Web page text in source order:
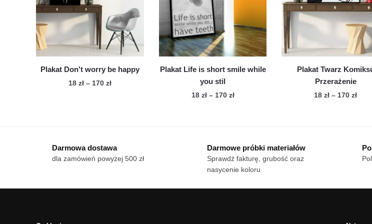
wybrać
na
stronie
produktu
wybrać
na
stronie
produktu
można
wybrać
stronie
produktu
Plakat Don't worry be happy
18 zł – 170 złZakres
wariantów.
Opcje
wybrać
Plakat Life is short smile while
you stil
18 zł – 170 złZakres
170 zł
wiele
wariantów.
Opcje
można
Plakat Twarz
Przerażenie
18zł – 170zł
170
można
Darmowa dostawa
dla zamówień powyżej 500 zł
Darmowe próbki materiałów
Sprawdź fakturę, grubość oraz
nasycenie koloru